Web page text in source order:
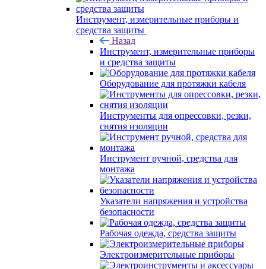
Инструмент, измерительные приборы и
средства защиты
Назад
Инструмент, измерительные приборы
и средства защиты
Оборудование для протяжки кабеля
Инструменты для опрессовки, резки,
снятия изоляции
Инструмент ручной, средства для
монтажа
Указатели напряжения и устройства
безопасности
Рабочая одежда, средства защиты
Электроизмерительные приборы